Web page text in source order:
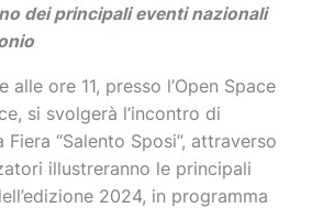
dei principali eventi nazionali
ore 11, presso l’Open Space
si svolgerà l’incontro di
“Salento Sposi”, attraverso
illustreranno le principali
2024, in programma